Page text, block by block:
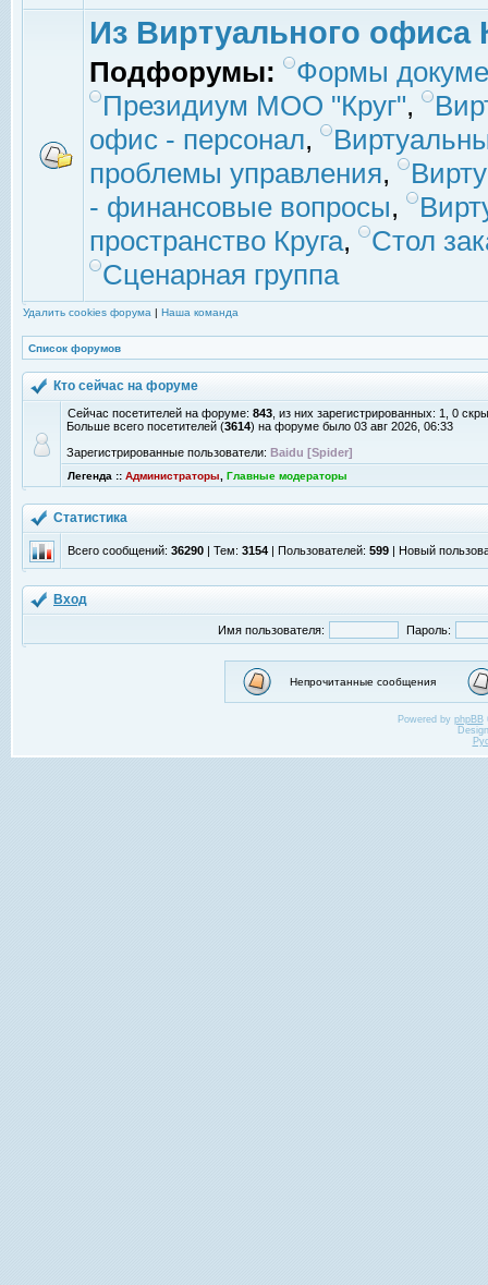
Из Виртуального офиса
Подфорумы:
Формы
Президиум МОО "Круг",
офис - персонал,
проблемы управления,
- финансовые вопросы,
пространство Круга,
Стол
Сценарная группа
Удалить cookies форума | Наша команда
Список форумов
Кто сейчас на форуме
Сейчас посетителей на форуме: 843 , из них зарегистрированных: 1, 0
Больше всего посетителей (3614) на форуме было 03 авг 2026, 06:33
Зарегистрированные пользователи: Baidu [Spider]
Легенда :: Администраторы Главные модераторы
Статистика
Всего сообщений: 36290 | Тем: 3154 | Пользователей: 599 | Новый
Вход
Имя пользователя: Пароль:
Непрочитанные сообщения
Powered by phpBB